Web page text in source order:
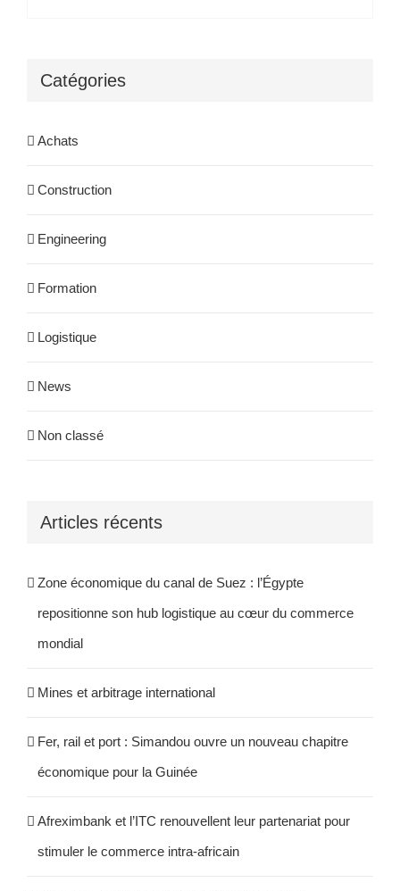
Catégories
Achats
Construction
Engineering
Formation
Logistique
News
Non classé
Articles récents
Zone économique du canal de Suez : l’Égypte
repositionne son hub logistique au cœur du commerce
mondial
Mines et arbitrage international
Fer, rail et port : Simandou ouvre un nouveau chapitre
économique pour la Guinée
Afreximbank et l’ITC renouvellent leur partenariat pour
stimuler le commerce intra-africain